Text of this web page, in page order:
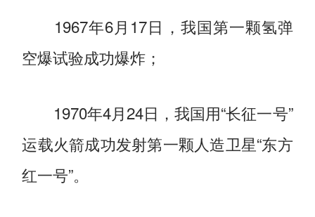
1967年6月17日，我国第一颗氢弹
空爆试验成功爆炸；
1970年4月24日，我国用“长征一号”
运载火箭成功发射第一颗人造卫星“东方
红一号”。